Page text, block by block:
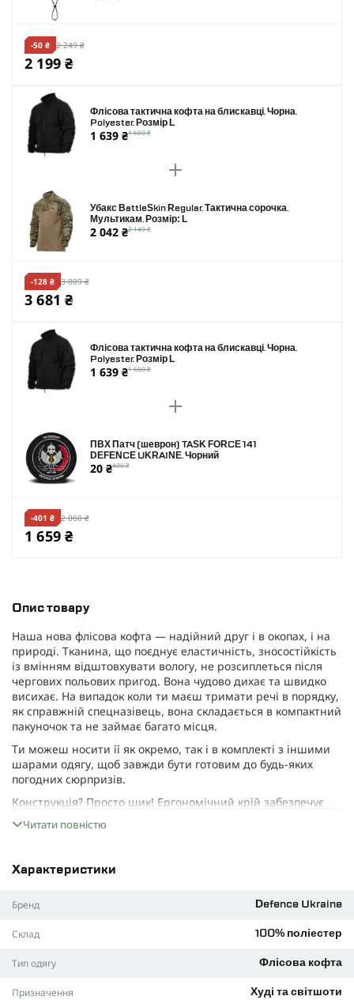
Опис товару
Наша нова флісова кофта — надійний друг і в окопах, і на
природі. Тканина, що поєднує еластичність, зносостійкість
із вмінням відштовхувати вологу, не розсиплеться після
чергових польових пригод. Вона чудово дихає та швидко
висихає. На випадок коли ти маєш тримати речі в порядку,
як справжній спецназівець, вона складається в компактний
пакуночок та не займає багато місця.
Ти можеш носити її як окремо, так і в комплекті з іншими
шарами одягу, щоб завжди бути готовим до будь-яких
погодних сюрпризів.
Конструкція? Просто шик! Ергономічний крій забезпечує
функціональність і комфорт. Ти будеш почуватися зручно
навіть у найскладніших ситуаціях.
Цей легкий фліс з щільністю 330 г/м² здатен змагатися з
дихає і ефективно відводить піт, щоб у тебе не трапився
навіть у найгарячіший момент.
Фліс не боїться бактерій, добре тягнеться і не потребує
втрачає якості після багаторазового прання.
Читати повністю
Характеристики
Бренд Defence Ukraine
Склад 100% поліестер
Тип одягу Флісова кофта
Призначення Худі та світшоти
-50 ₴ 2 249 ₴
2 199 ₴
Флісова тактична кофта на блискавці. Чорна.
Polyester. Розмір L
1 639 ₴1 660 ₴
Убакс BattleSkin Regular. Тактична сорочка.
Мультикам. Розмір: L
2 042 ₴2 149 ₴
-128 ₴ 3 809 ₴
3 681 ₴
Флісова тактична кофта на блискавці. Чорна.
Polyester. Розмір L
1 639 ₴1 660 ₴
ПВХ Патч (шеврон) TASK FORCE 141
DEFENCE UKRAINE. Чорний
20 ₴400 ₴
-401 ₴ 2 060 ₴
1 659 ₴